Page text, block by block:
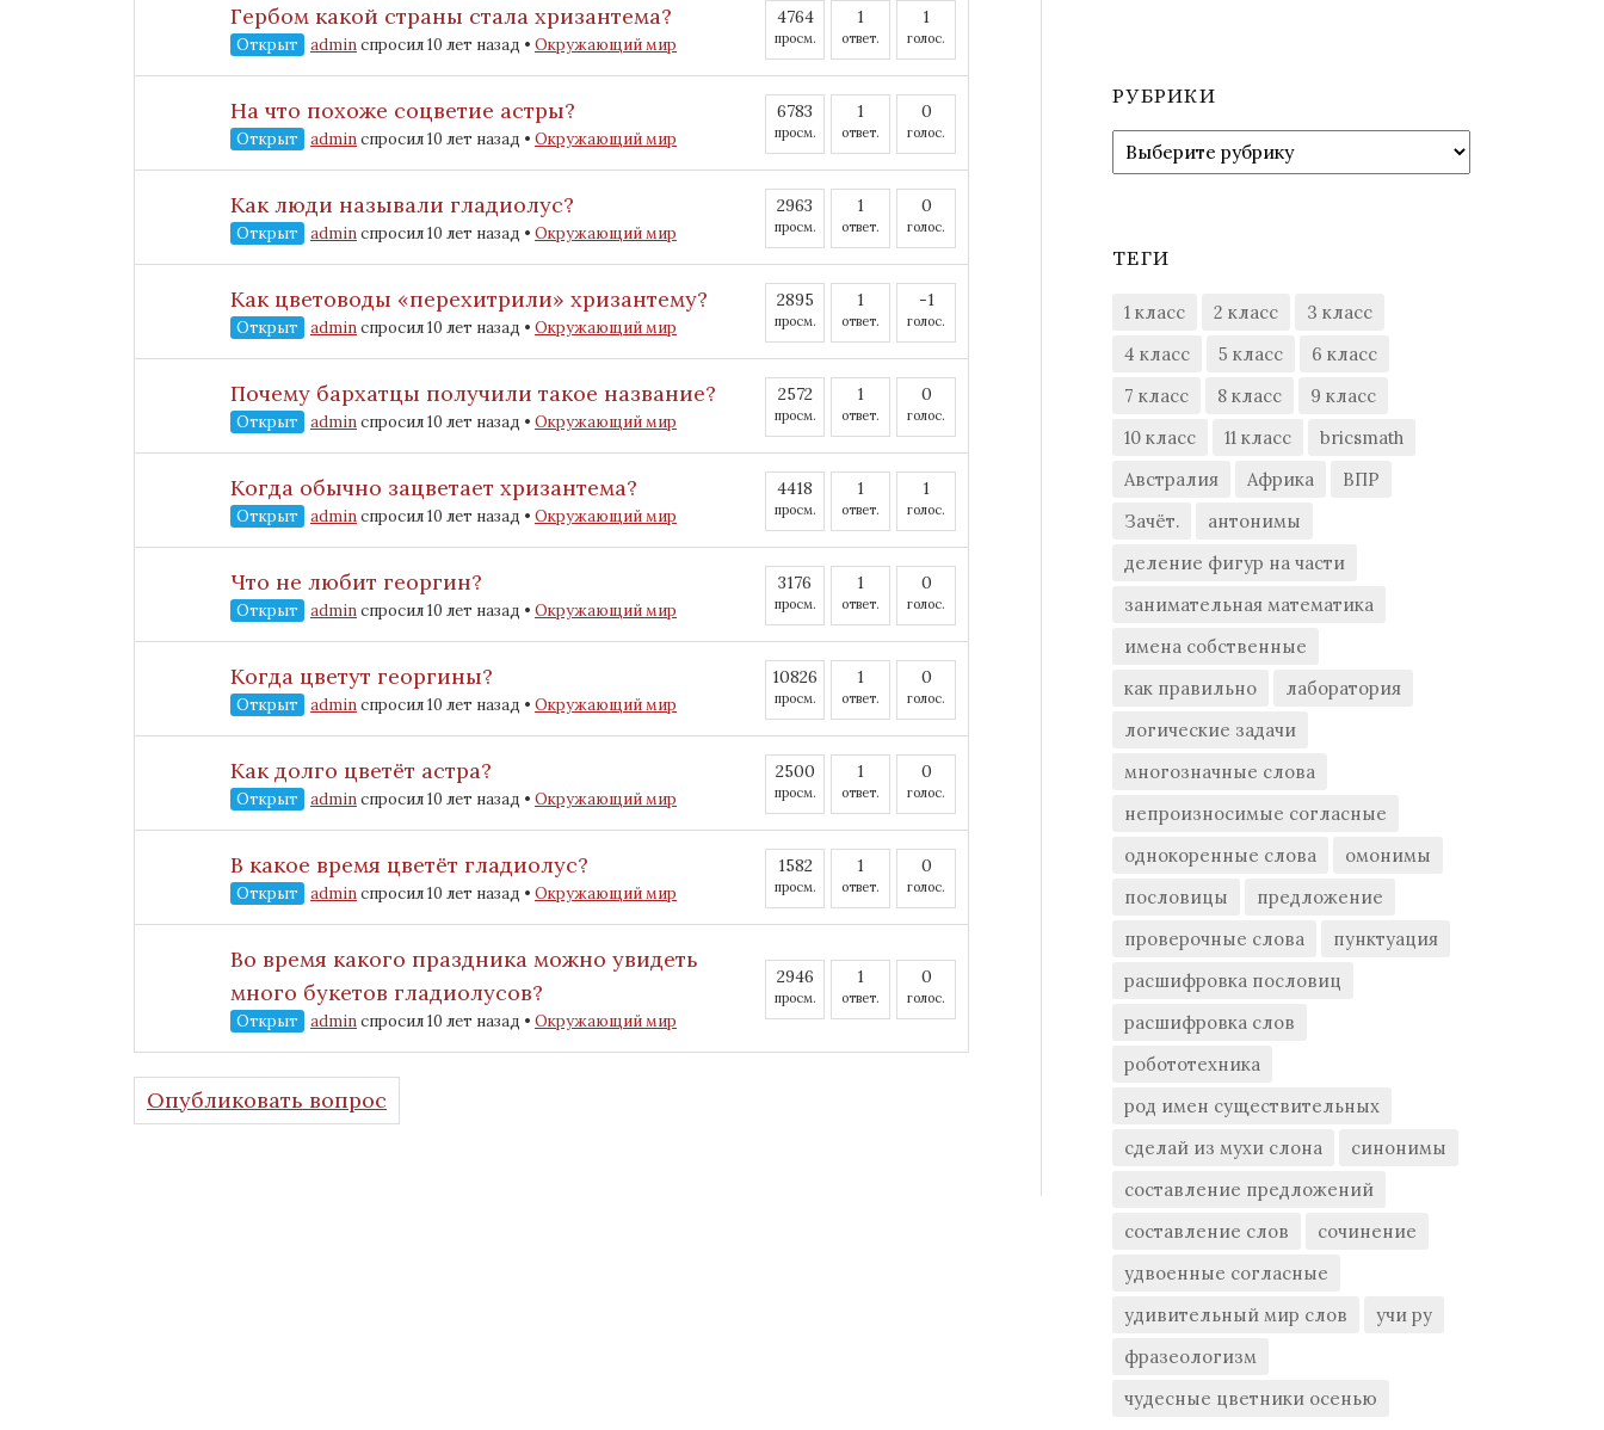
Гербом какой страны стала хризантема?
Открыт adminспросил 10 лет назад • Окружающий мир
4764
просм.
1
ответ.
1
голос.
На что похоже соцветие астры?
Открыт adminспросил 10 лет назад • Окружающий мир
6783
просм.
1
ответ.
0
голос.
Как люди называли гладиолус?
Открыт adminспросил 10 лет назад • Окружающий мир
2963
просм.
1
ответ.
0
голос.
Как цветоводы «перехитрили» хризантему?
Открыт adminспросил 10 лет назад • Окружающий мир
2895
просм.
1
ответ.
-1
голос.
Почему бархатцы получили такое название?
Открыт adminспросил 10 лет назад • Окружающий мир
2572
просм.
1
ответ.
0
голос.
Когда обычно зацветает хризантема?
Открыт adminспросил 10 лет назад • Окружающий мир
4418
просм.
1
ответ.
1
голос.
Что не любит георгин?
Открыт adminспросил 10 лет назад • Окружающий мир
3176
просм.
1
ответ.
0
голос.
Когда цветут георгины?
Открыт adminспросил 10 лет назад • Окружающий мир
10826
просм.
1
ответ.
0
голос.
Как долго цветёт астра?
Открыт adminспросил 10 лет назад • Окружающий мир
2500
просм.
1
ответ.
0
голос.
В какое время цветёт гладиолус?
Открыт adminспросил 10 лет назад • Окружающий мир
1582
просм.
1
ответ.
0
голос.
Во время какого праздника можно увидеть
много букетов гладиолусов?
Открыт adminспросил 10 лет назад • Окружающий мир
2946
просм.
1
ответ.
0
голос.
Опубликовать вопрос
РУБРИКИ
Рубрики
ТЕГИ
1 класс 2 класс
3 класс
4 класс
5 класс
6 класс
7 класс
8 класс
9 класс
10 класс
11 класс
bricsmath
Австралия
Африка
ВПР
Зачёт.
антонимы
деление фигур на части
занимательная математика
имена собственные
как правильно
лаборатория
логические задачи
многозначные слова
непроизносимые согласные
однокоренные слова
омонимы
пословицы
предложение
проверочные слова
пунктуация
расшифровка пословиц
расшифровка слов
робототехника
род имен существительных
сделай из мухи слона
синонимы
составление предложений
составление слов
сочинение
удвоенные согласные
удивительный мир слов
учи ру
фразеологизм
чудесные цветники осенью